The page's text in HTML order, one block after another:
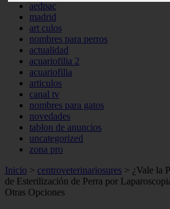
aedpac
madrid
art culos
nombres para perros
actualidad
acuariofilia 2
acuariofilia
articulos
canal tv
nombres para gatos
novedades
tablon de anuncios
uncategorized
zona pro
Inicio > centroveterinariosures > ¿Vale la
de Esterilización de Perra por
Otras Opciones